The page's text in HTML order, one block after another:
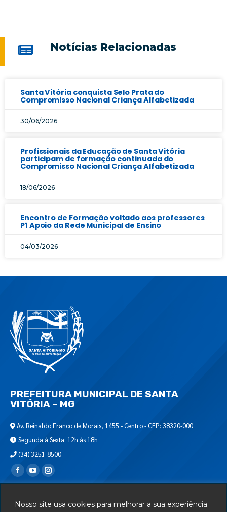
Nosso site usa cookies para melhorar a sua experiência
Notícias Relacionadas
Santa Vitória conquista Selo Prata do
Compromisso Nacional Criança Alfabetizada
30/06/2026
Profissionais da Educação de Santa Vitória
participam de formação continuada do
Compromisso Nacional Criança Alfabetizada
18/06/2026
Encontro de Formação voltado aos professores
P1 Apoio da Rede Municipal de Ensino
04/03/2026
PREFEITURA MUNICIPAL DE SANTA
VITÓRIA – MG
Av. Reinaldo Franco de Morais, 1455 - Centro - CEP: 38320-000
Segunda à Sexta: 12h às 18h
(34) 3251-8500
Encontre-nos em: